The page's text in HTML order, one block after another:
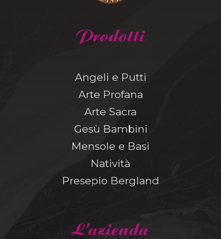
Prodotti
Angeli e Putti
Arte Profana
Arte Sacra
Gesù Bambini
Mensole e Basi
Natività
Presepio Bergland
L'azienda